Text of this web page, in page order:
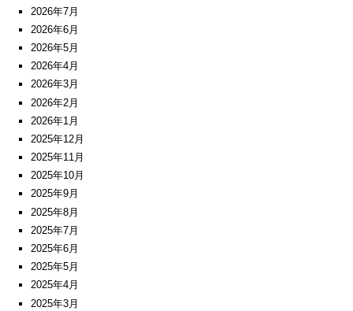
2026年7月
2026年6月
2026年5月
2026年4月
2026年3月
2026年2月
2026年1月
2025年12月
2025年11月
2025年10月
2025年9月
2025年8月
2025年7月
2025年6月
2025年5月
2025年4月
2025年3月